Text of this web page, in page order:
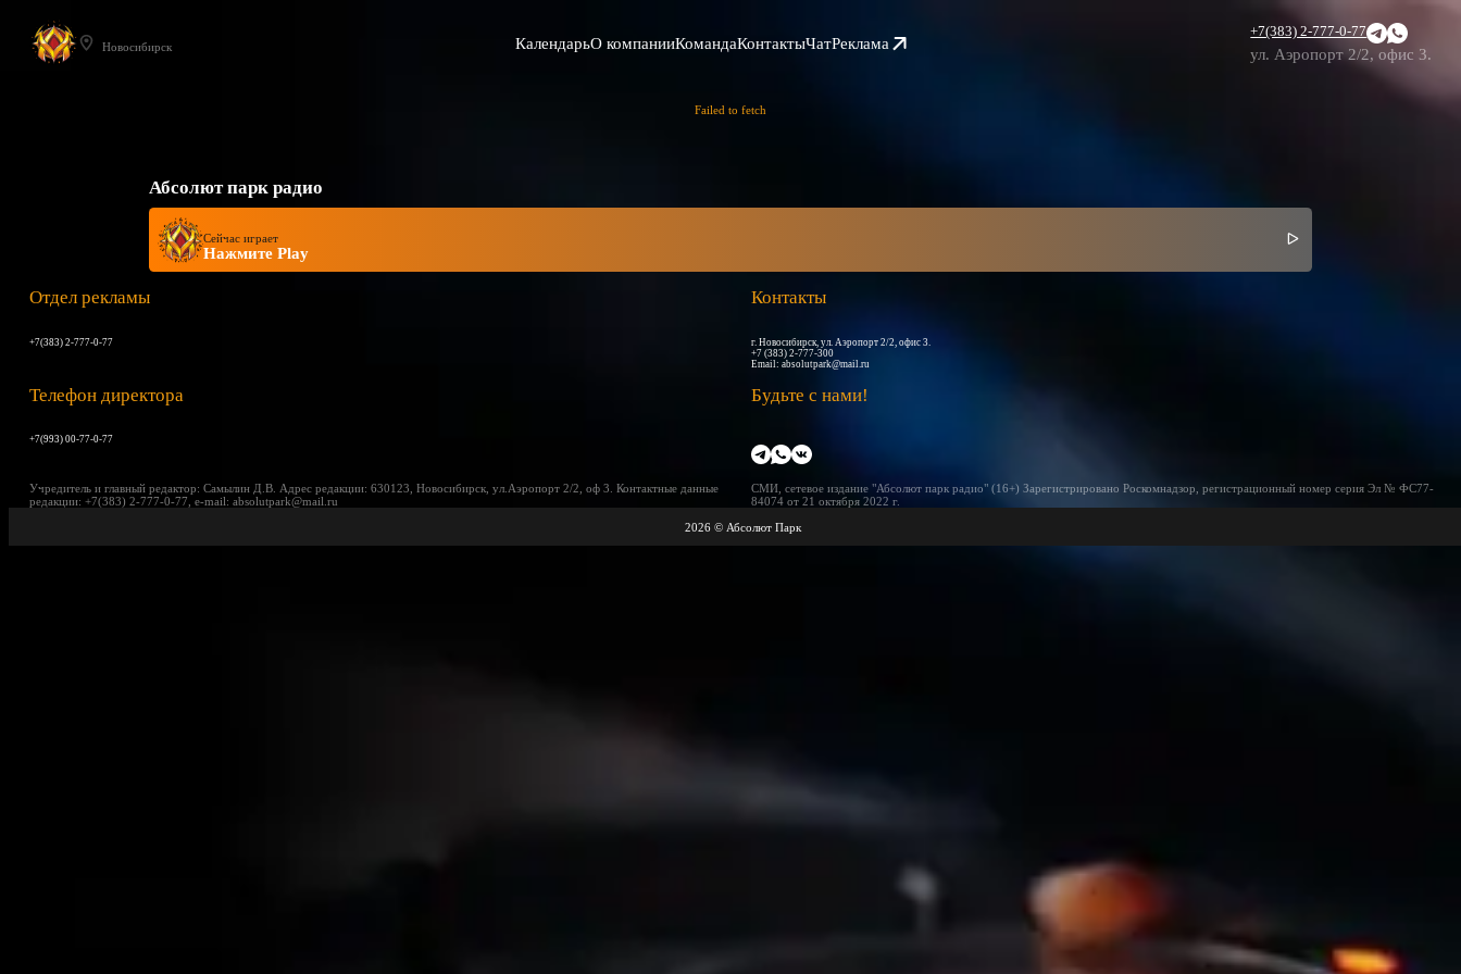
Новосибирск КалендарьО компанииКомандаКонтактыЧатРеклама
+7(383) 2-777-0-77
ул. Аэропорт 2/2, офис 3.
Failed to fetch
Абсолют парк радио
Сейчас играет
Нажмите Play
Отдел рекламы
+7(383) 2-777-0-77
Контакты
г. Новосибирск, ул. Аэропорт 2/2, офис 3.
+7 (383) 2-777-300
Email: absolutpark@mail.ru
Телефон директора
+7(993) 00-77-0-77
Будьте с нами!
Учредитель и главный редактор: Самылин Д.В. Адрес редакции: 630123, Новосибирск, ул.Аэропорт 2/2, оф 3. Контактные данные
редакции: +7(383) 2-777-0-77, e-mail: absolutpark@mail.ru
СМИ, сетевое издание "Абсолют парк радио" (16+) Зарегистрировано Роскомнадзор, регистрационный номер серия Эл № ФС77-
84074 от 21 октября 2022 г.
2026 © Абсолют Парк